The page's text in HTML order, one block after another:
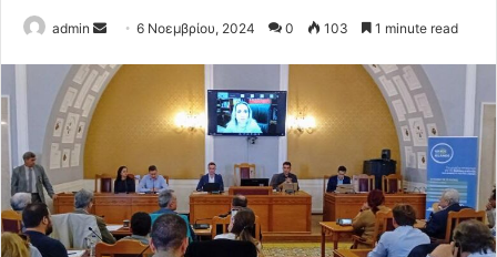
admin
Send
email
6 Νοεμβρίου, 2024 0 103 1 minute read